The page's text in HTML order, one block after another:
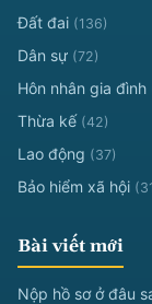
Đất đai (136)
Dân sự (72)
Hôn nhân gia đình
Thừa kế (42)
Lao động (37)
Bảo hiểm xã hội
Bài viết mới
Nộp hồ sơ ở đâu